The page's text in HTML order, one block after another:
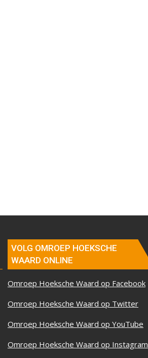
VOLG OMROEP HOEKSCHE
WAARD ONLINE
Omroep Hoeksche Waard op Facebook
Omroep Hoeksche Waard op Twitter
Omroep Hoeksche Waard op YouTube
Omroep Hoeksche Waard op Instagram